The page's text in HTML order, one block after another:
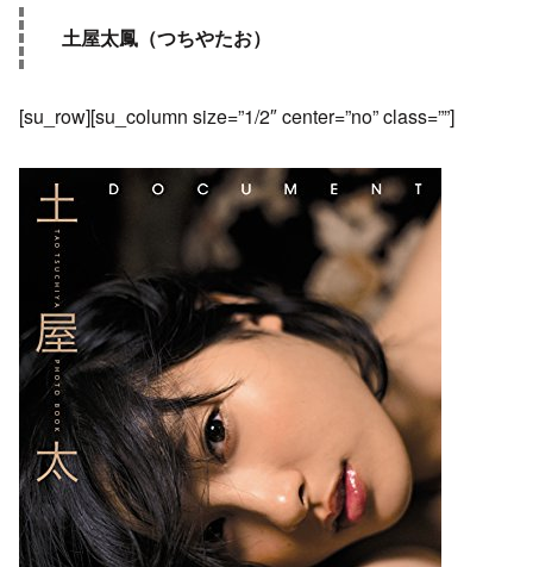
土屋太鳳（つちやたお）
[su_row][su_column size=”1/2″ center=”no” class=””]